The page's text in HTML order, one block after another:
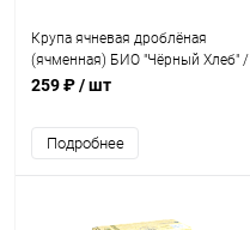
Крупа ячневая дроблёная
(ячменная) БИО "Чёрный Хлеб" /
750 г**
259 ₽/ шт
Подробнее